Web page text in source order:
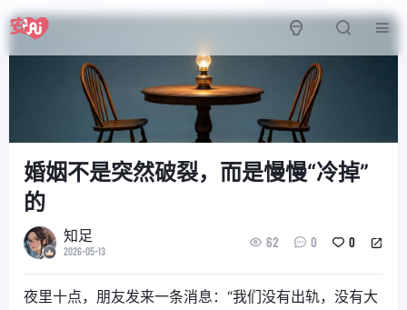
婚姻不是突然破裂，而是慢慢“冷掉”
的
知足
2026-05-13
62 0 0
夜里十点，朋友发来一条消息：“我们没有出轨，没有大